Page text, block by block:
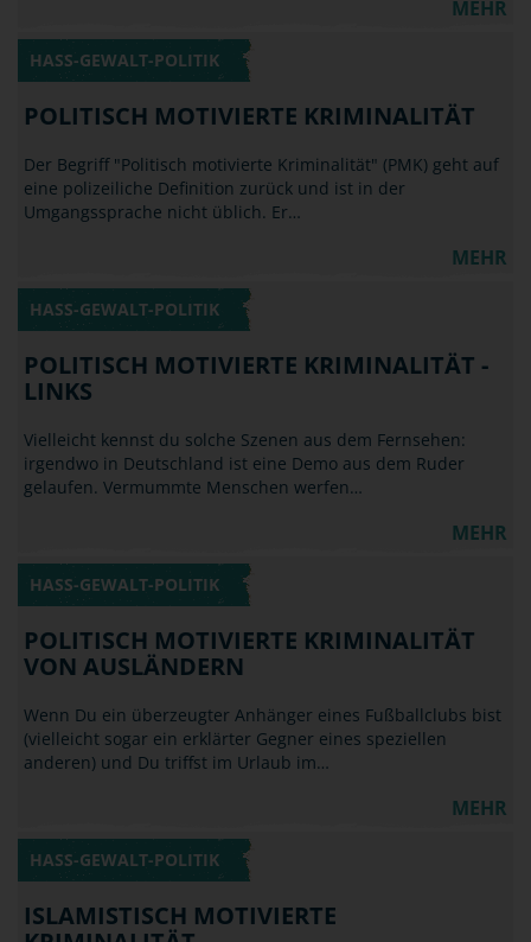
MEHR
HASS-GEWALT-POLITIK
POLITISCH MOTIVIERTE KRIMINALITÄT
Der Begriff "Politisch motivierte Kriminalität" (PMK) geht auf
eine polizeiliche Definition zurück und ist in der
Umgangssprache nicht üblich. Er…
MEHR
HASS-GEWALT-POLITIK
POLITISCH MOTIVIERTE KRIMINALITÄT -
LINKS
Vielleicht kennst du solche Szenen aus dem Fernsehen:
irgendwo in Deutschland ist eine Demo aus dem Ruder
gelaufen. Vermummte Menschen werfen…
MEHR
HASS-GEWALT-POLITIK
POLITISCH MOTIVIERTE KRIMINALITÄT
VON AUSLÄNDERN
Wenn Du ein überzeugter Anhänger eines Fußballclubs bist
(vielleicht sogar ein erklärter Gegner eines speziellen
anderen) und Du triffst im Urlaub im…
MEHR
HASS-GEWALT-POLITIK
ISLAMISTISCH MOTIVIERTE